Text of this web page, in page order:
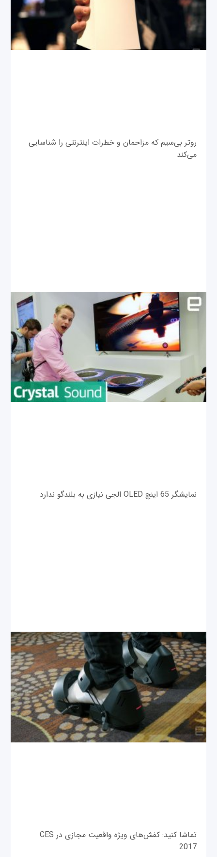
روتر بی‌سیم که مزاحمان و خطرات اینترنتی را شناسایی
می‌کند
نمایشگر 65 اینچ OLED ال‎جی نیازی به بلندگو ندارد
تماشا کنید: کفش‌های ویژه واقعیت مجازی در CES
2017